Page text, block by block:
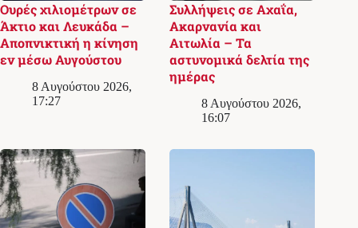
Ουρές χιλιομέτρων σε
Άκτιο και Λευκάδα –
Αποπνικτική η κίνηση
εν μέσω Αυγούστου
8 Αυγούστου 2026,
17:27
Συλλήψεις σε Αχαΐα,
Ακαρνανία και
Αιτωλία – Τα
αστυνομικά δελτία της
ημέρας
8 Αυγούστου 2026,
16:07